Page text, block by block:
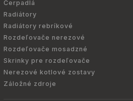
Čerpadlá
Radiátory
Radiátory rebríkové
Rozdeľovače nerezové
Rozdeľovače mosadzné
Skrinky pre rozdeľovače
Nerezové kotlové zostavy
Záložné zdroje